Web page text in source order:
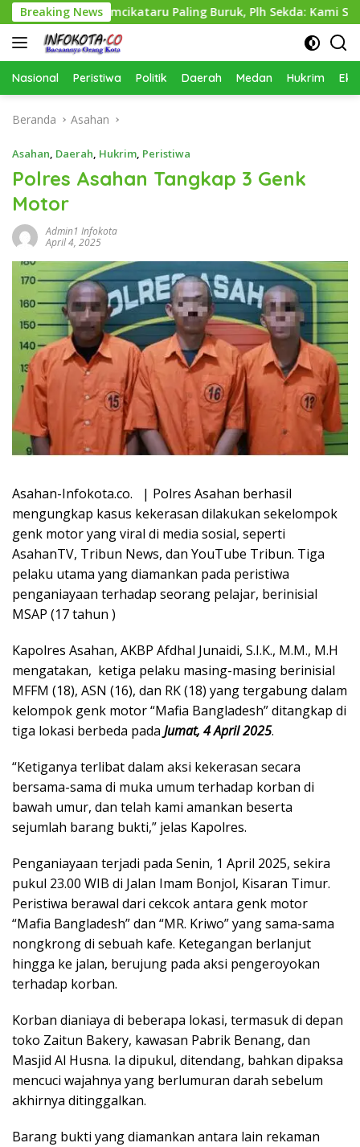
Langsung
ke
konten
Breaking News
Perkimcikataru Paling Buruk, Plh Sekda: Kami Sarankan
Nasional Peristiwa Politik Daerah Medan Hukrim
Beranda Asahan
Asahan, Daerah, Hukrim, Peristiwa
Polres Asahan Tangkap 3 Genk
Motor
Admin1 Infokota
April 4, 2025
Asahan-Infokota.co. | Polres Asahan berhasil
mengungkap kasus kekerasan dilakukan sekelompok
genk motor yang viral di media sosial, seperti
AsahanTV, Tribun News, dan YouTube Tribun. Tiga
pelaku utama yang diamankan pada peristiwa
penganiayaan terhadap seorang pelajar, berinisial
MSAP (17 tahun )
Kapolres Asahan, AKBP Afdhal Junaidi, S.I.K., M.M., M.H
mengatakan, ketiga pelaku masing-masing berinisial
MFFM (18), ASN (16), dan RK (18) yang tergabung dalam
kelompok genk motor “Mafia Bangladesh” ditangkap di
tiga lokasi berbeda pada Jumat, 4 April 2025.
“Ketiganya terlibat dalam aksi kekerasan secara
bersama-sama di muka umum terhadap korban di
bawah umur, dan telah kami amankan beserta
sejumlah barang bukti,” jelas Kapolres.
Penganiayaan terjadi pada Senin, 1 April 2025, sekira
pukul 23.00 WIB di Jalan Imam Bonjol, Kisaran Timur.
Peristiwa berawal dari cekcok antara genk motor
“Mafia Bangladesh” dan “MR. Kriwo” yang sama-sama
nongkrong di sebuah kafe. Ketegangan berlanjut
hingga ke jalan, berujung pada aksi pengeroyokan
terhadap korban.
Korban dianiaya di beberapa lokasi, termasuk di depan
toko Zaitun Bakery, kawasan Pabrik Benang, dan
Masjid Al Husna. Ia dipukul, ditendang, bahkan dipaksa
mencuci wajahnya yang berlumuran darah sebelum
akhirnya ditinggalkan.
Barang bukti yang diamankan antara lain rekaman